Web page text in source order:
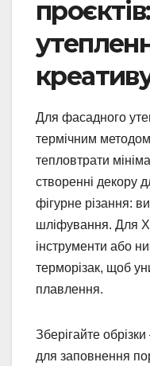
Для фасадного
термічним
тепловтрати
створенні декору
фігурне різання:
шліфування. Для
інструменти або
терморізак, щоб
плавлення.
Зберігайте
для заповнення